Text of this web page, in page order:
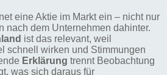
eine Aktie im Markt ein – nicht nur
nach dem Unternehmen dahinter.
ist das relevant, weil
schnell wirken und Stimmungen
Erklärung trennt Beobachtung
was sich daraus für